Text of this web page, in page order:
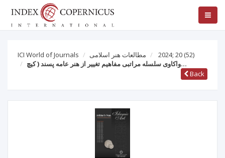
ICI World of Journals مطالعات هنر اسلامی 2024; 20 (52)
واکاوی سلسله مراتبی مفاهیم تغییر از هنر عامه پسند ( کیچ…
Back